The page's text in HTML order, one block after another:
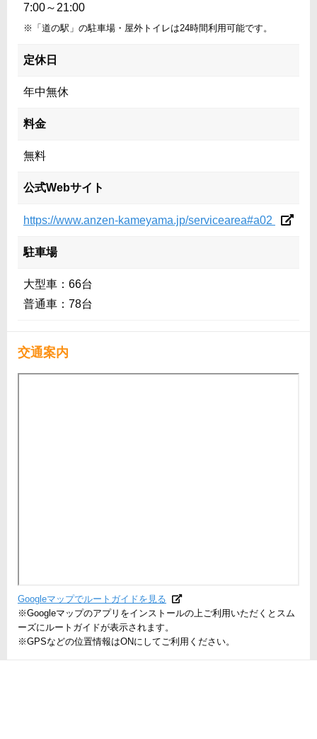
7:00～21:00
※「道の駅」の駐車場・屋外トイレは24時間利用可能です。
定休日
年中無休
料金
無料
公式Webサイト
https://www.anzen-kameyama.jp/servicearea#a02
駐車場
大型車：66台
普通車：78台
交通案内
Googleマップでルートガイドを見る
※Googleマップのアプリをインストールの上ご利用いただくとスム
ーズにルートガイドが表示されます。
※GPSなどの位置情報はONにしてご利用ください。